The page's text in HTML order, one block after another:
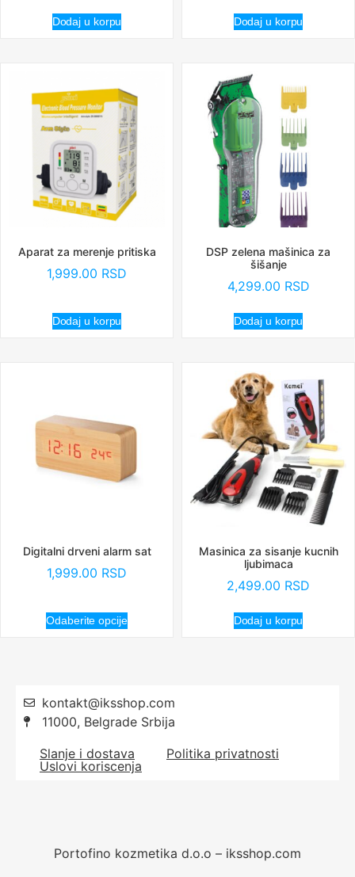
Dodaj u korpu Dodaj u korpu
Aparat za merenje pritiska
1,999.00 RSD
Dodaj u korpu
DSP zelena mašinica za
šišanje
4,299.00 RSD
Dodaj u korpu
Digitalni drveni alarm sat
1,999.00 RSD
Odaberite opcije
Masinica za sisanje kucnih
ljubimaca
2,499.00 RSD
Dodaj u korpu
kontakt@iksshop.com
11000, Belgrade Srbija
Slanje i dostava
Politika privatnosti
Uslovi koriscenja
Portofino kozmetika d.o.o – iksshop.com